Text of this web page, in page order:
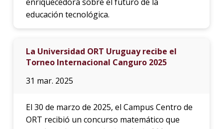
educación tecnológica.
La Universidad ORT Uruguay recibe el
Torneo Internacional Canguro 2025
31 mar. 2025
El 30 de marzo de 2025, el Campus Centro de
ORT recibió un concurso matemático que